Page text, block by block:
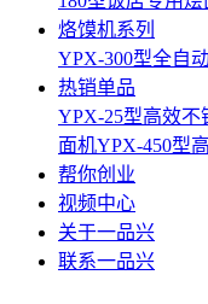
烙馍机系列
YPX-300型全自
热销单品
YPX-25型高效不
面机YPX-450型
帮你创业
视频中心
关于一品兴
联系一品兴